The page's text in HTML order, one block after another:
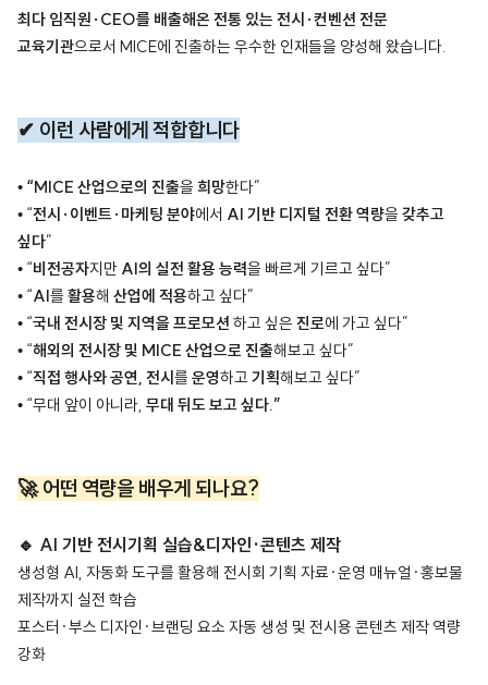
최다 임직원·CEO를 배출해온 전통 있는 전시·컨벤션 전문
교육기관으로서 MICE에 진출하는 우수한 인재들을 양성해 왔습니다.
✔ 이런 사람에게 적합합니다
• “MICE 산업으로의 진출을 희망한다”
• “전시·이벤트·마케팅 분야에서 AI 기반 디지털 전환 역량을 갖추고
싶다”
• “비전공자지만 AI의 실전 활용 능력을 빠르게 기르고 싶다”
• “AI를 활용해 산업에 적용하고 싶다”
• “국내 전시장 및 지역을 프로모션 하고 싶은 진로에 가고 싶다”
• “해외의 전시장 및 MICE 산업으로 진출해보고 싶다”
• “직접 행사와 공연, 전시 를 운영하고 기획해보고 싶다”
• “무대 앞이 아니라, 무대 뒤도 보고 싶다.”
🚀 어떤 역량을 배우게 되나요?
🔹 AI 기반 전시기획 실습&디자인·콘텐츠 제작
생성형 AI, 자동화 도구를 활용해 전시회 기획 자료·운영 매뉴얼·홍보물
제작까지 실전 학습
포스터·부스 디자인·브랜딩 요소 자동 생성 및 전시용 콘텐츠 제작 역량
강화